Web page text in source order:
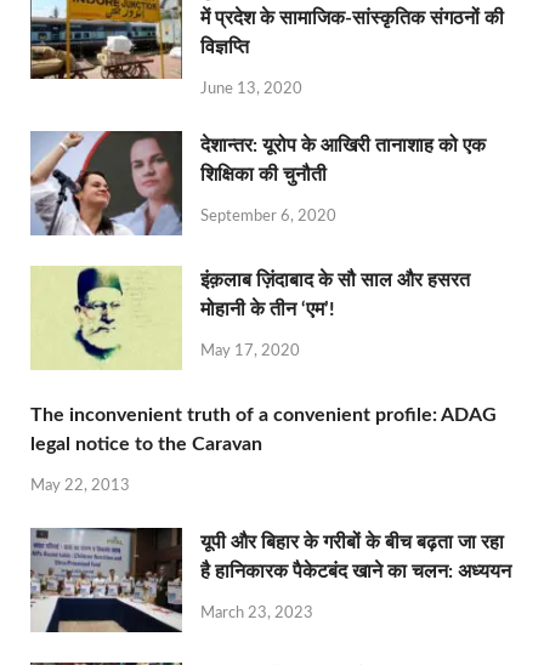
में प्रदेश के सामाजिक-सांस्कृतिक संगठनों की
विज्ञप्ति
June 13, 2020
देशान्‍तर: यूरोप के आखिरी तानाशाह को एक
शिक्षिका की चुनौती
September 6, 2020
इंक़लाब ज़िंदाबाद के सौ साल और हसरत
मोहानी के तीन ‘एम’!
May 17, 2020
The inconvenient truth of a convenient profile: ADAG
legal notice to the Caravan
May 22, 2013
यूपी और बिहार के गरीबों के बीच बढ़ता जा रहा
है हानिकारक पैकेटबंद खाने का चलन: अध्ययन
March 23, 2023